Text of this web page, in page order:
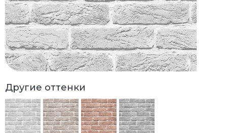
Другие оттенки